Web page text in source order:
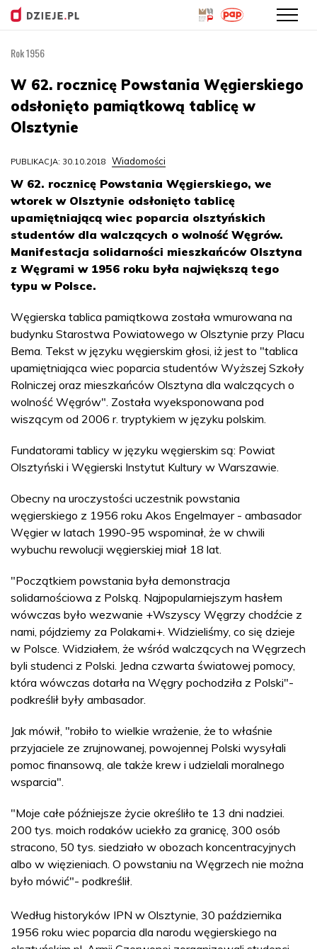
treści
Rok 1956
W 62. rocznicę Powstania Węgierskiego
odsłonięto pamiątkową tablicę w
Olsztynie
PUBLIKACJA: 30.10.2018 Wiadomości
W 62. rocznicę Powstania Węgierskiego, we
wtorek w Olsztynie odsłonięto tablicę
upamiętniającą wiec poparcia olsztyńskich
studentów dla walczących o wolność Węgrów.
Manifestacja solidarności mieszkańców Olsztyna
z Węgrami w 1956 roku była największą tego
typu w Polsce.
Węgierska tablica pamiątkowa została wmurowana na
budynku Starostwa Powiatowego w Olsztynie przy Placu
Bema. Tekst w języku węgierskim głosi, iż jest to "tablica
upamiętniająca wiec poparcia studentów Wyższej Szkoły
Rolniczej oraz mieszkańców Olsztyna dla walczących o
wolność Węgrów". Została wyeksponowana pod
wiszącym od 2006 r. tryptykiem w języku polskim.
Fundatorami tablicy w języku węgierskim są: Powiat
Olsztyński i Węgierski Instytut Kultury w Warszawie.
Obecny na uroczystości uczestnik powstania
węgierskiego z 1956 roku Akos Engelmayer - ambasador
Węgier w latach 1990-95 wspominał, że w chwili
wybuchu rewolucji węgierskiej miał 18 lat.
"Początkiem powstania była demonstracja
solidarnościowa z Polską. Najpopularniejszym hasłem
wówczas było wezwanie +Wszyscy Węgrzy chodźcie z
nami, pójdziemy za Polakami+. Widzieliśmy, co się dzieje
w Polsce. Widziałem, że wśród walczących na Węgrzech
byli studenci z Polski. Jedna czwarta światowej pomocy,
która wówczas dotarła na Węgry pochodziła z Polski"-
podkreślił były ambasador.
Jak mówił, "robiło to wielkie wrażenie, że to właśnie
przyjaciele ze zrujnowanej, powojennej Polski wysyłali
pomoc finansową, ale także krew i udzielali moralnego
wsparcia".
"Moje całe późniejsze życie określiło te 13 dni nadziei.
200 tys. moich rodaków uciekło za granicę, 300 osób
stracono, 50 tys. siedziało w obozach koncentracyjnych
albo w więzieniach. O powstaniu na Węgrzech nie można
było mówić"- podkreślił.
Według historyków IPN w Olsztynie, 30 października
1956 roku wiec poparcia dla narodu węgierskiego na